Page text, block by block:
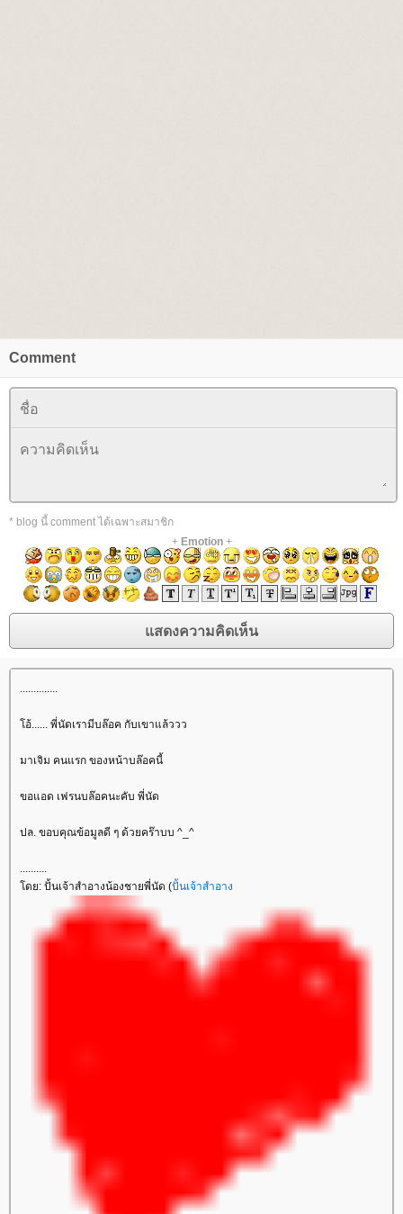
Comment
* blog นี้ comment ได้เฉพาะสมาชิก
+ Emotion+
..............
อ้...... พี่นัดเรามีบล๊อค กับเขาแล้ววว
มาเจิม คนแรก ของหน้าบล๊อคนี้
ขอแอด เฟรนบล๊อคนะคับ พี่นัด
ปล. ขอบคุณข้อมูลดี ๆ ด้วยคร๊าบบ ^_^
..........
ดย: ปั้นเจ้าสำอางน้องชายพี่นัด (ปั้นเจ้าสำอาง